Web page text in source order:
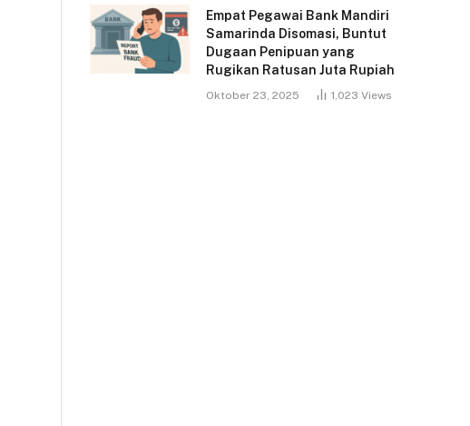
Empat Pegawai Bank Mandiri
Samarinda Disomasi, Buntut
Dugaan Penipuan yang
Rugikan Ratusan Juta Rupiah
Oktober 23, 2025 1,023 Views